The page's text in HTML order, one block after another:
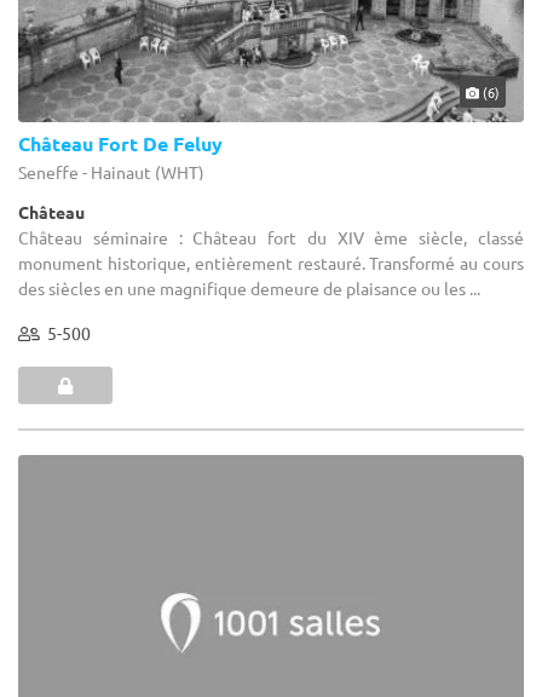
(6)
Château Fort De Feluy
Seneffe - Hainaut (WHT)
Château
Château séminaire : Château fort du XIV ème siècle, classé
monument historique, entièrement restauré. Transformé au cours
des siècles en une magnifique demeure de plaisance ou les ...
5-500